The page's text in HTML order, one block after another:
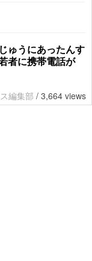
ゅうにあったんす
者に携帯電話が
編集部 / 3,664 views